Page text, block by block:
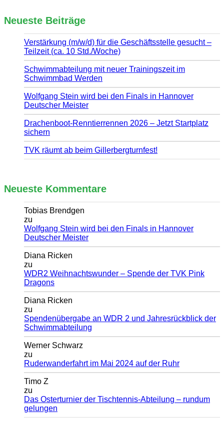
Neueste Beiträge
Verstärkung (m/w/d) für die Geschäftsstelle gesucht –
Teilzeit (ca. 10 Std./Woche)
Schwimmabteilung mit neuer Trainingszeit im
Schwimmbad Werden
Wolfgang Stein wird bei den Finals in Hannover
Deutscher Meister
Drachenboot-Renntierrennen 2026 – Jetzt Startplatz
sichern
TVK räumt ab beim Gillerbergturnfest!
Neueste Kommentare
Tobias Brendgen
zu
Wolfgang Stein wird bei den Finals in Hannover
Deutscher Meister
Diana Ricken
zu
WDR2 Weihnachtswunder – Spende der TVK Pink
Dragons
Diana Ricken
zu
Spendenübergabe an WDR 2 und Jahresrückblick der
Schwimmabteilung
Werner Schwarz
zu
Ruderwanderfahrt im Mai 2024 auf der Ruhr
Timo Z
zu
Das Osterturnier der Tischtennis-Abteilung – rundum
gelungen